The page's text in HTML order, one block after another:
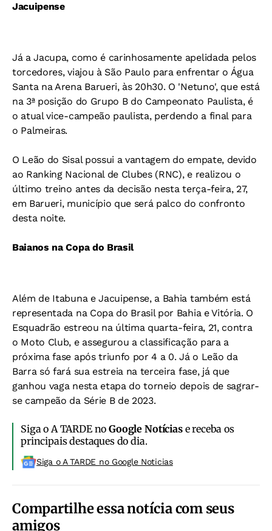
Jacuipense
Já a Jacupa, como é carinhosamente apelidada pelos
torcedores, viajou à São Paulo para enfrentar o Água
Santa na Arena Barueri, às 20h30. O 'Netuno', que está
na 3ª posição do Grupo B do Campeonato Paulista, é
o atual vice-campeão paulista, perdendo a final para
o Palmeiras.
O Leão do Sisal possui a vantagem do empate, devido
ao Ranking Nacional de Clubes (RNC), e realizou o
último treino antes da decisão nesta terça-feira, 27,
em Barueri, município que será palco do confronto
desta noite.
Baianos na Copa do Brasil
Além de Itabuna e Jacuipense, a Bahia também está
representada na Copa do Brasil por Bahia e Vitória. O
Esquadrão estreou na última quarta-feira, 21, contra
o Moto Club, e assegurou a classificação para a
próxima fase após triunfo por 4 a 0. Já o Leão da
Barra só fará sua estreia na terceira fase, já que
ganhou vaga nesta etapa do torneio depois de sagrar-
se campeão da Série B de 2023.
Siga o A TARDE noGoogle Notíciase receba os
principais destaques do dia.
Siga o A TARDE no Google Noticias
Compartilhe essa notícia com seus
amigos